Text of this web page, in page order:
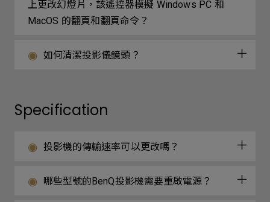
上更改幻燈片，該遙控器模擬 Windows PC 和
MacOS 的翻頁和翻頁命令？
如何清潔投影儀鏡頭？
Specification
投影機的傳輸速率可以更改嗎？
哪些型號的BenQ投影機需要重啟電源？